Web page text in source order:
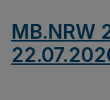
MB.NRW